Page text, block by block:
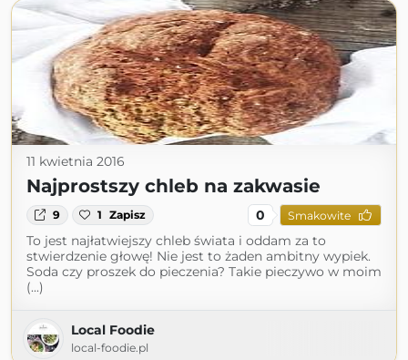
11 kwietnia 2016
Najprostszy chleb na zakwasie
9 1 Zapisz 0 Smakowite
To jest najłatwiejszy chleb świata i oddam za to
stwierdzenie głowę! Nie jest to żaden ambitny wypiek.
Soda czy proszek do pieczenia? Takie pieczywo w moim
(...)
Local Foodie
local-foodie.pl